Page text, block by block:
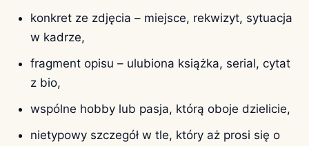
konkret ze zdjęcia – miejsce, rekwizyt, sytuacja
w kadrze,
fragment opisu – ulubiona książka, serial, cytat
z bio,
wspólne hobby lub pasja, którą oboje dzielicie,
nietypowy szczegół w tle, który aż prosi się o